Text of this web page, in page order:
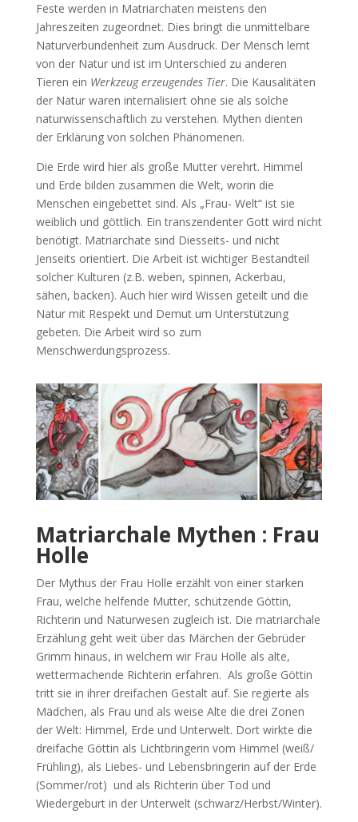
Feste werden in Matriarchaten meistens den
Jahreszeiten zugeordnet. Dies bringt die unmittelbare
Naturverbundenheit zum Ausdruck. Der Mensch lernt
von der Natur und ist im Unterschied zu anderen
Tieren ein Werkzeug erzeugendes Tier. Die Kausalitäten
der Natur waren internalisiert ohne sie als solche
naturwissenschaftlich zu verstehen. Mythen dienten
der Erklärung von solchen Phänomenen.
Die Erde wird hier als große Mutter verehrt. Himmel
und Erde bilden zusammen die Welt, worin die
Menschen eingebettet sind. Als „Frau- Welt“ ist sie
weiblich und göttlich. Ein transzendenter Gott wird nicht
benötigt. Matriarchate sind Diesseits- und nicht
Jenseits orientiert. Die Arbeit ist wichtiger Bestandteil
solcher Kulturen (z.B. weben, spinnen, Ackerbau,
sähen, backen). Auch hier wird Wissen geteilt und die
Natur mit Respekt und Demut um Unterstützung
gebeten. Die Arbeit wird so zum
Menschwerdungsprozess.
Matriarchale Mythen : Frau
Holle
Der Mythus der Frau Holle erzählt von einer starken
Frau, welche helfende Mutter, schützende Göttin,
Richterin und Naturwesen zugleich ist. Die matriarchale
Erzählung geht weit über das Märchen der Gebrüder
Grimm hinaus, in welchem wir Frau Holle als alte,
wettermachende Richterin erfahren. Als große Göttin
tritt sie in ihrer dreifachen Gestalt auf. Sie regierte als
Mädchen, als Frau und als weise Alte die drei Zonen
der Welt: Himmel, Erde und Unterwelt. Dort wirkte die
dreifache Göttin als Lichtbringerin vom Himmel (weiß/
Frühling), als Liebes- und Lebensbringerin auf der Erde
(Sommer/rot) und als Richterin über Tod und
Wiedergeburt in der Unterwelt (schwarz/Herbst/Winter).